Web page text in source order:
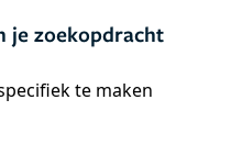
je zoekopdracht
te maken